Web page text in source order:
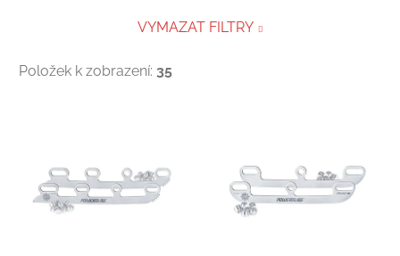
VYMAZAT FILTRY
Položek k zobrazení: 35